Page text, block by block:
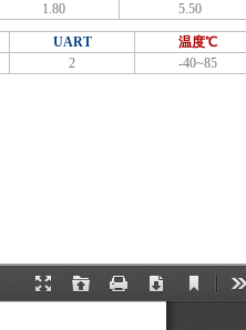
1.80 5.50
UART
温度℃
2 -40~85